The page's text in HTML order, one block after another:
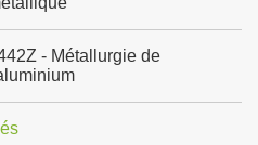
- Métallurgie de